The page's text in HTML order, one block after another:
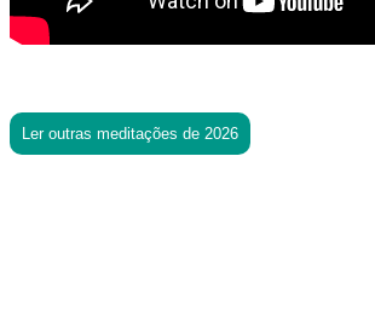
Ler outras meditações de 2026